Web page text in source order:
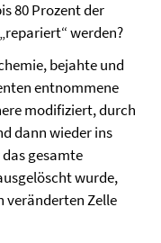
80 Prozent der
werden?
bejahte und
entnommene
modifiziert, durch
dann wieder ins
gesamte
wurde,
veränderten Zelle